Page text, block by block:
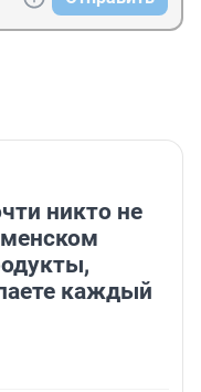
никто не
каждый